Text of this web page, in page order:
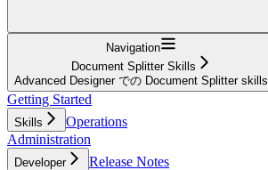
Navigation
Document Splitter Skills
Advanced Designer での Document Splitter skills
Getting Started
Skills
Operations
Administration
Developer Release Notes